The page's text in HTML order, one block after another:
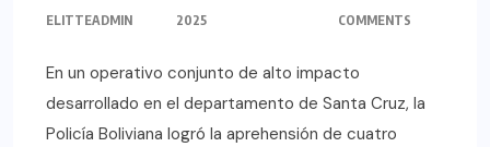
ELITTEADMIN
2025
COMMENTS
En un operativo conjunto de alto impacto
desarrollado en el departamento de Santa Cruz, la
Policía Boliviana logró la aprehensión de cuatro